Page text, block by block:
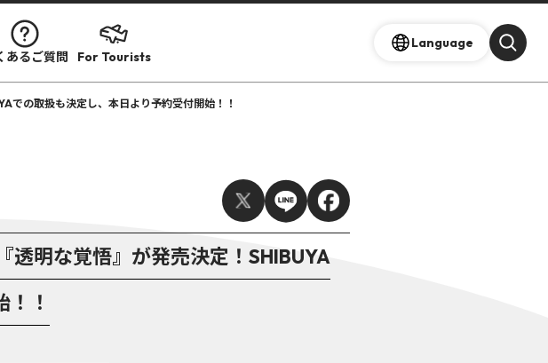
あるご質問 For Tourists
Language
の取扱も決定し、本日より予約受付開始！！
明な覚悟』が発売決定！SHIBUYA
！